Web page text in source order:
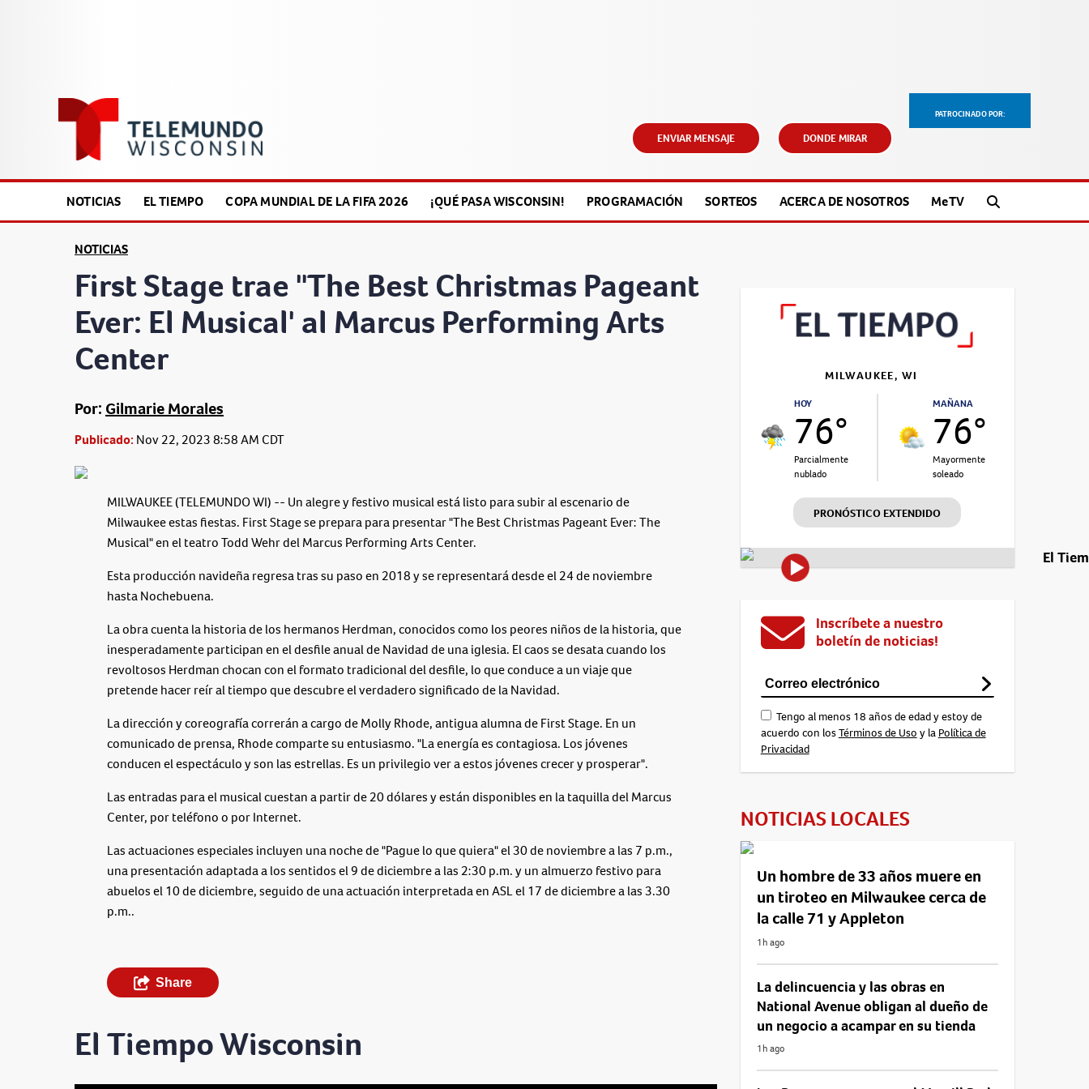
PATROCINADO POR:
ENVIAR MENSAJE DONDE MIRAR
NOTICIAS EL TIEMPO COPA MUNDIAL DE LA FIFA 2026 ¡QUÉ PASA WISCONSIN! PROGRAMACIÓN SORTEOS ACERCA DE NOSOTROS MeTV
NOTICIAS
First Stage trae "The Best Christmas Pageant
Ever: El Musical' al Marcus Performing Arts
Center
Por: Gilmarie Morales
Publicado: Nov 22, 2023 8:58 AM CDT
MILWAUKEE (TELEMUNDO WI) -- Un alegre y festivo musical está listo para subir al escenario de
Milwaukee estas fiestas. First Stage se prepara para presentar "The Best Christmas Pageant Ever: The
Musical" en el teatro Todd Wehr del Marcus Performing Arts Center.
Esta producción navideña regresa tras su paso en 2018 y se representará desde el 24 de noviembre
hasta Nochebuena.
La obra cuenta la historia de los hermanos Herdman, conocidos como los peores niños de la historia, que
inesperadamente participan en el desfile anual de Navidad de una iglesia. El caos se desata cuando los
revoltosos Herdman chocan con el formato tradicional del desfile, lo que conduce a un viaje que
pretende hacer reír al tiempo que descubre el verdadero significado de la Navidad.
La dirección y coreografía correrán a cargo de Molly Rhode, antigua alumna de First Stage. En un
comunicado de prensa, Rhode comparte su entusiasmo. "La energía es contagiosa. Los jóvenes
conducen el espectáculo y son las estrellas. Es un privilegio ver a estos jóvenes crecer y prosperar".
Las entradas para el musical cuestan a partir de 20 dólares y están disponibles en la taquilla del Marcus
Center, por teléfono o por Internet.
Las actuaciones especiales incluyen una noche de "Pague lo que quiera" el 30 de noviembre a las 7 p.m.,
una presentación adaptada a los sentidos el 9 de diciembre a las 2:30 p.m. y un almuerzo festivo para
abuelos el 10 de diciembre, seguido de una actuación interpretada en ASL el 17 de diciembre a las 3.30
p.m..
Share
El Tiempo Wisconsin
MILWAUKEE, WI
HOY
76°
Parcialmente
nublado
MAÑANA
76°
Mayormente
soleado
PRONÓSTICO EXTENDIDO
El
Inscríbete a nuestro
boletín de noticias!
Tengo al menos 18 años de edad y estoy de
acuerdo con losTérminos de Uso y la Política de
Privacidad
NOTICIAS LOCALES
Un hombre de 33 años muere en
un tiroteo en Milwaukee cerca de
la calle 71 y Appleton
1h ago
La delincuencia y las obras en
National Avenue obligan al dueño de
un negocio a acampar en su tienda
1h ago